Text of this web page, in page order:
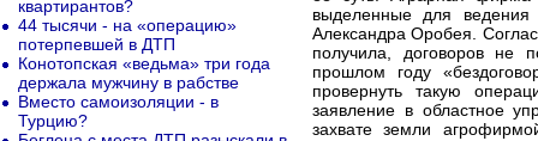
выделенные для ведения
Александра Оробея.
получила, договоров не
прошлом году
провернуть такую
заявление в областное
захвате земли
квартирантов?
44 тысячи - на «операцию»
потерпевшей в ДТП
Конотопская «ведьма» три года
держала мужчину в рабстве
Вместо самоизоляции - в
Турцию?